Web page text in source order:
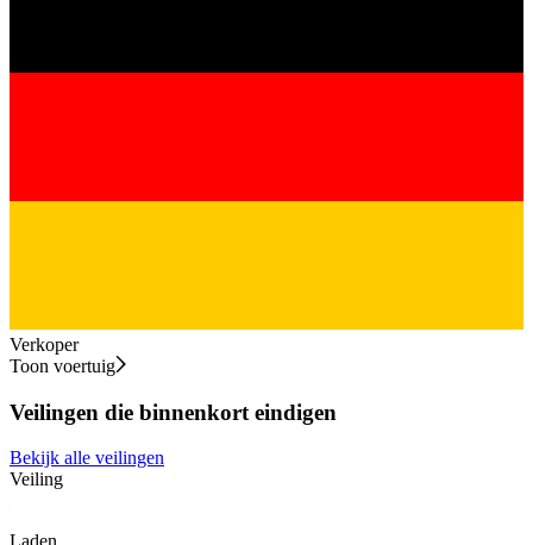
Verkoper
Toon voertuig
Veilingen die binnenkort eindigen
Bekijk alle veilingen
Veiling